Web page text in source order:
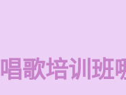
歌培训班